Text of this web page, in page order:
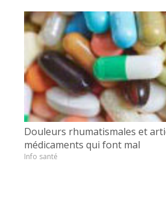
Douleurs rhumatismales et
médicaments qui font mal
Info santé